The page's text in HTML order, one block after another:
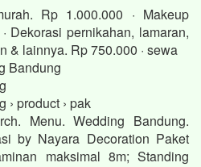
Rp 1.000.000 · Makeup
Dekorasi pernikahan, lamaran,
& lainnya. Rp 750.000 · sewa
Bandung
product › pak
Menu. Wedding Bandung.
by Nayara Decoration Paket
maksimal 8m; Standing